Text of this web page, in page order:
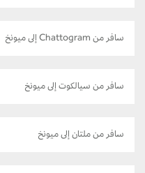
سافر من Chattogram إلى ميونخ
سافر من سيالكوت إلى ميونخ
سافر من ملتان إلى ميونخ